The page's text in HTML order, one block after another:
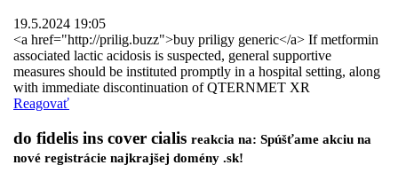
19.5.2024 19:05
<a href="http://prilig.buzz">buy priligy generic</a> If metformin
associated lactic acidosis is suspected, general supportive
measures should be instituted promptly in a hospital setting, along
with immediate discontinuation of QTERNMET XR
Reagovať
do fidelis ins cover cialis reakcia na: Spúšťame akciu na
nové registrácie najkrajšej domény .sk!